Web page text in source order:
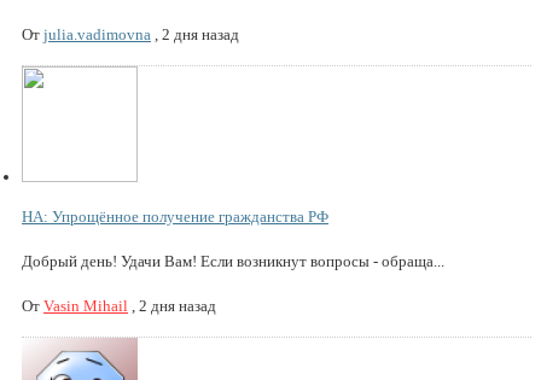
От julia.vadimovna 2 дня назад
НА: Упрощённое получение гражданства РФ
Добрый день! Удачи Вам! Если возникнут вопросы - обраща...
От Vasin Mihail 2 дня назад